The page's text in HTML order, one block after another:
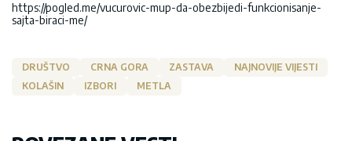
https://pogled.me/vucurovic-mup-da-obezbijedi-funkcionisanje-
sajta-biraci-me/
DRUŠTVO CRNA GORA ZASTAVA
NAJNOVIJE VIJESTI
KOLAŠIN
IZBORI METLA